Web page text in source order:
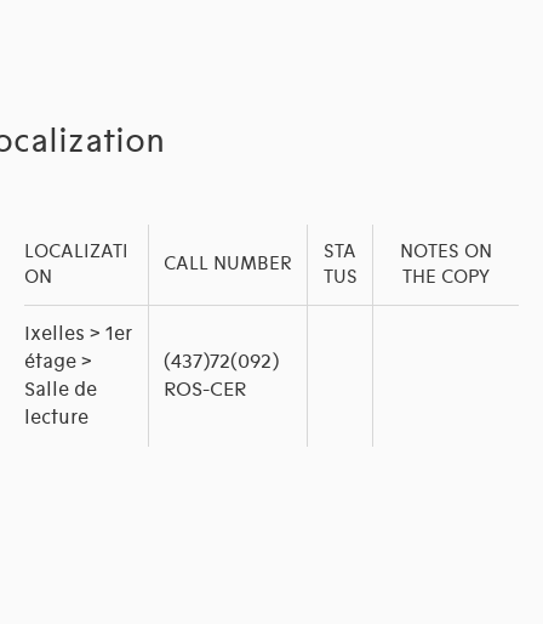
LOCALIZATI
ON
CALL NUMBER
STA
TUS
NOTES ON
THE COPY
Ixelles > 1er
étage >
Salle de
lecture
(437)72(092)
ROS-CER